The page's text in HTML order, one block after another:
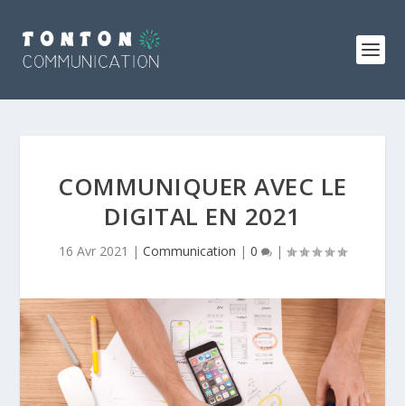
COMMUNIQUER AVEC LE
DIGITAL EN 2021
16 Avr 2021 | Communication | 0 |